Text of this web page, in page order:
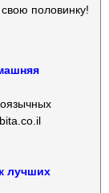
половинку!
лучших